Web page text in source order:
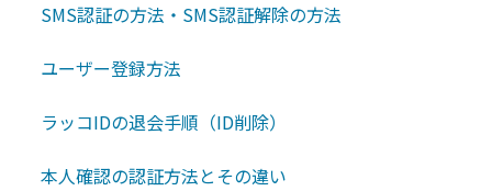
SMS認証の方法・SMS認証解除の方法
ユーザー登録方法
ラッコIDの退会手順（ID削除）
本人確認の認証方法とその違い